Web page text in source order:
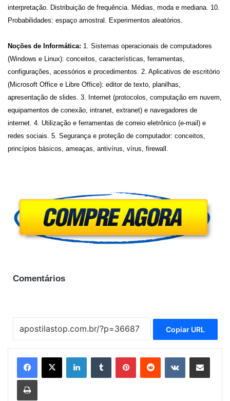
interpretação. Distribuição de frequência. Médias, moda e mediana. 10.
Probabilidades: espaço amostral. Experimentos aleatórios.
Noções de Informática: 1. Sistemas operacionais de computadores
(Windows e Linux): conceitos, características, ferramentas,
configurações, acessórios e procedimentos. 2. Aplicativos de escritório
(Microsoft Office e Libre Office): editor de texto, planilhas,
apresentação de slides. 3. Internet (protocolos, computação em nuvem,
equipamentos de conexão, intranet, extranet) e navegadores de
internet. 4. Utilização e ferramentas de correio eletrônico (e-mail) e
redes sociais. 5. Segurança e proteção de computador: conceitos,
princípios básicos, ameaças, antivírus, vírus, firewall.
Comentários
Copiar URL
LinkedinTumblr PinterestReddit VK Compartilhar via e-mail
Imprimir